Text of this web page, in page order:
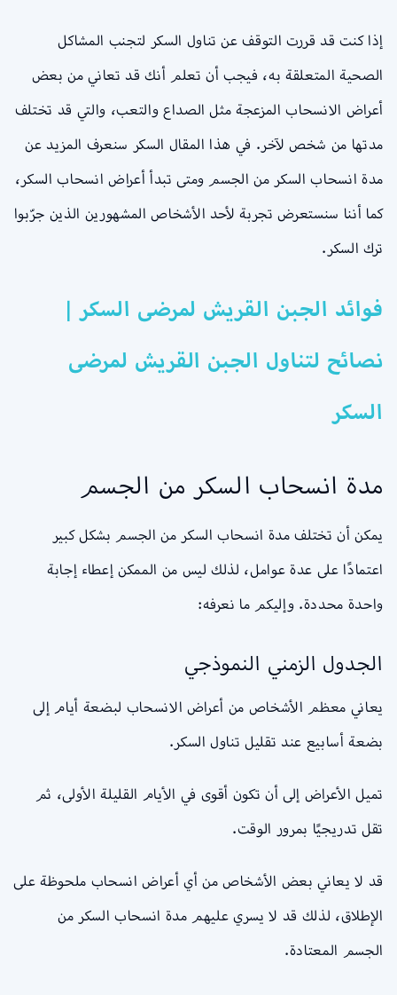
إذا كنت قد قررت التوقف عن تناول السكر لتجنب المشاكل
الصحية المتعلقة به، فيجب أن تعلم أنك قد تعاني من بعض
أعراض الانسحاب المزعجة مثل الصداع والتعب، والتي قد تختلف
مدتها من شخص لآخر. في هذا المقال السكر سنعرف المزيد عن
مدة انسحاب السكر من الجسم ومتى تبدأ أعراض انسحاب السكر،
كما أننا سنستعرض تجربة لأحد الأشخاص المشهورين الذين جرّبوا
ترك السكر.
فوائد الجبن القريش لمرضى السكر |
نصائح لتناول الجبن القريش لمرضى
السكر
مدة انسحاب السكر من الجسم
يمكن أن تختلف مدة انسحاب السكر من الجسم بشكل كبير
اعتمادًا على عدة عوامل، لذلك ليس من الممكن إعطاء إجابة
واحدة محددة. وإليكم ما نعرفه:
الجدول الزمني النموذجي
يعاني معظم الأشخاص من أعراض الانسحاب لبضعة أيام إلى
بضعة أسابيع عند تقليل تناول السكر.
تميل الأعراض إلى أن تكون أقوى في الأيام القليلة الأولى، ثم
تقل تدريجيًا بمرور الوقت.
قد لا يعاني بعض الأشخاص من أي أعراض انسحاب ملحوظة على
الإطلاق، لذلك قد لا يسري عليهم مدة انسحاب السكر من
الجسم المعتادة.